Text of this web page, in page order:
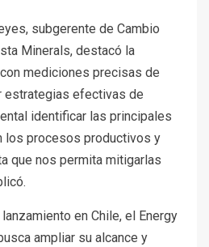
subgerente de Cambio
Minerals, destacó la
mediciones precisas de
estrategias efectivas de
identificar las principales
los procesos productivos y
que nos permita mitigarlas
en Chile, el Energy
ampliar su alcance y